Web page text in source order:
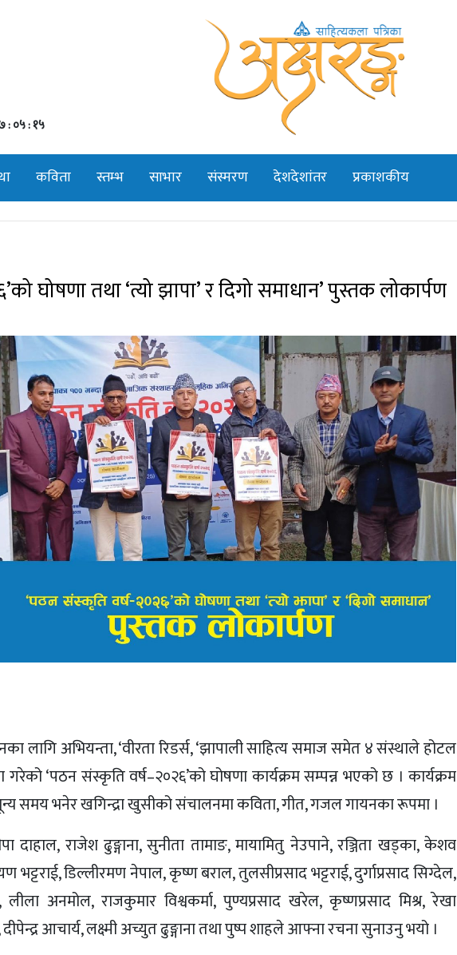
: ०५ : १६
कविता स्तम्भ साभार संस्मरण देशदेशांतर प्रकाशकीय
घोषणा तथा ‘त्यो झापा’ र दिगो समाधान’ पुस्तक लोकार्पण
लागि अभियन्ता, ‘वीरता रिडर्स, ‘झापाली साहित्य समाज समेत ४ संस्थाले होटल
गरेको ‘पठन संस्कृति वर्ष–२०२६’को घोषणा कार्यक्रम सम्पन्न भएको छ । कार्यक्रम
समय भनेर खगिन्द्रा खुसीको संचालनमा कविता, गीत, गजल गायनका रूपमा ।
दाहाल, राजेश ढुङ्गाना, सुनीता तामाङ, मायामितु नेउपाने, रञ्जिता खड्का, केशव
भट्टराई, डिल्लीरमण नेपाल, कृष्ण बराल, तुलसीप्रसाद भट्टराई, दुर्गाप्रसाद सिग्देल,
अनमोल, राजकुमार विश्वकर्मा, पुण्यप्रसाद खरेल, कृष्णप्रसाद मिश्र, रेखा
आचार्य, लक्ष्मी अच्युत ढुङ्गाना तथा पुष्प शाहले आफ्ना रचना सुनाउनु भयो ।